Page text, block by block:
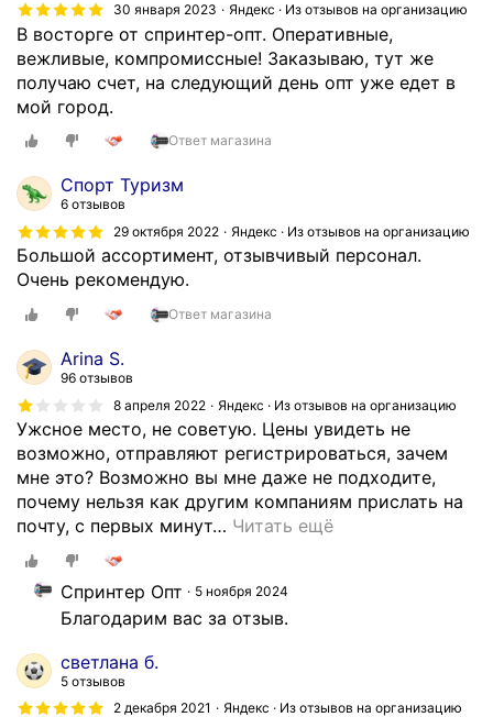
е
м
л
е
н
ы
к
а
к
с
а
30 января 2023
Яндекс · Из отзывов на организацию
В восторге от спринтер-опт. Оперативные,
вежливые, компромиссные! Заказываю, тут же
получаю счет, на следующий день опт уже едет в
мой город.
Ответ магазина
Спорт Туризм
6 отзывов
29 октября 2022
Яндекс · Из отзывов на организацию
Большой ассортимент, отзывчивый персонал.
Очень рекомендую.
Ответ магазина
Arina S.
96 отзывов
8 апреля 2022
Яндекс · Из отзывов на организацию
Ужсное место, не советую. Цены увидеть не
возможно, отправляют регистрироваться, зачем
мне это? Возможно вы мне даже не подходите,
почему нельзя как другим компаниям прислать на
почту, с первых минут… Читать ещё
Спринтер Опт 5 ноября 2024
Благодарим вас за отзыв.
светлана б.
5 отзывов
2 декабря 2021
Яндекс · Из отзывов на организацию